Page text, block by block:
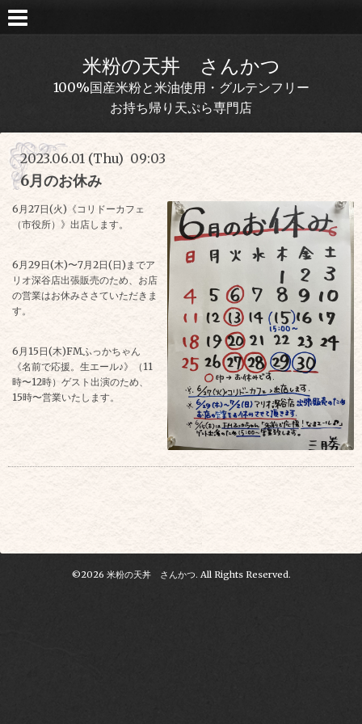
米粉の天丼 さんかつ
100%国産米粉と米油使用・グルテンフリー
お持ち帰り天ぷら専門店
2023.06.01 (Thu) 09:03
6月のお休み
6月27日(火)《コリドーカフェ
（市役所）》出店します。
6月29日(木)〜7月2日(日)までア
リオ深谷店出張販売のため、お店
の営業はお休みささていただきま
す。
6月15日(木)FMふっかちゃん
《名前で応援。生エール♪》（11
時〜12時）ゲスト出演のため、
15時〜営業いたします。
©2026 米粉の天丼 さんかつ. All Rights Reserved.